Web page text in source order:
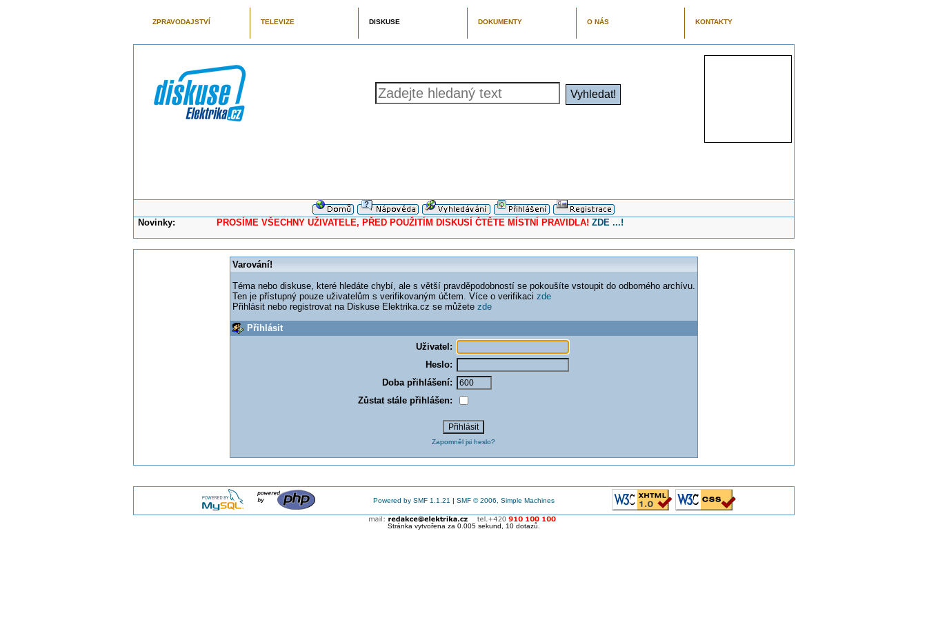
ZPRAVODAJSTVÍ TELEVIZE DISKUSE DOKUMENTY O NÁS KONTAKTY
Novinky: PROSÍME VŠECHNY UŽIVATELE, PŘED POUŽITÍM DISKUSÍ ČTĚTE MÍSTNÍ PRAVIDLA! ZDE ...!
Varování!
Téma nebo diskuse, které hledáte chybí, ale s větší pravděpodobností se pokoušíte vstoupit do odborného archívu.
Ten je přístupný pouze uživatelům s verifikovaným účtem. Více o verifikaci zde
Přihlásit nebo registrovat na Diskuse Elektrika.cz se můžete zde
Přihlásit
Uživatel:
Heslo:
Doba přihlášení:
Zůstat stále přihlášen:
Zapomněl jsi heslo?
Powered by SMF 1.1.21 | SMF © 2006, Simple Machines
Stránka vytvořena za 0.005 sekund, 10 dotazů.